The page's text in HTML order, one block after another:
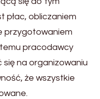
płac, obliczaniem
przygotowaniem
temu pracodawcy
na organizowaniu
że wszystkie